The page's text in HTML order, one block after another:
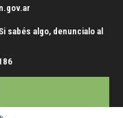
sabés algo, denuncialo al